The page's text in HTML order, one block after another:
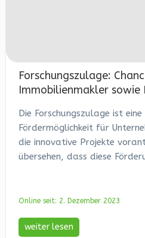
Forschungszulage:
Immobilienmakler sowie
Die Forschungszulage ist
Fördermöglichkeit für
die innovative Projekte
übersehen, dass diese
Online seit: 2. Dezember 2023
weiter lesen